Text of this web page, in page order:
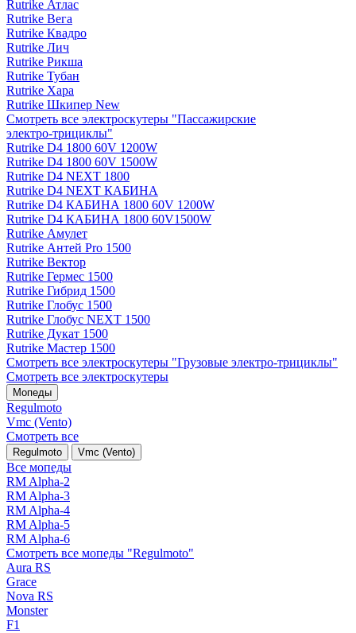
Rutrike Атлас
Rutrike Вега
Rutrike Квадро
Rutrike Лич
Rutrike Рикша
Rutrike Тубан
Rutrike Хара
Rutrike Шкипер New
Смотреть все электро­скутеры "Пассажирские
электро‑трициклы"
Rutrike D4 1800 60V 1200W
Rutrike D4 1800 60V 1500W
Rutrike D4 NEXT 1800
Rutrike D4 NEXT КАБИНА
Rutrike D4 КАБИНА 1800 60V 1200W
Rutrike D4 КАБИНА 1800 60V1500W
Rutrike Амулет
Rutrike Антей Pro 1500
Rutrike Вектор
Rutrike Гермес 1500
Rutrike Гибрид 1500
Rutrike Глобус 1500
Rutrike Глобус NEXT 1500
Rutrike Дукат 1500
Rutrike Мастер 1500
Смотреть все электро­скутеры "Грузовые электро‑трициклы"
Смотреть все электро­скутеры
Мопеды
Regulmoto
Vmc (Vento)
Смотреть все
Regulmoto Vmc (Vento)
Все мопеды
RM Alpha-2
RM Alpha-3
RM Alpha-4
RM Alpha-5
RM Alpha-6
Смотреть все мопеды "Regulmoto"
Aura RS
Grace
Nova RS
Monster
F1